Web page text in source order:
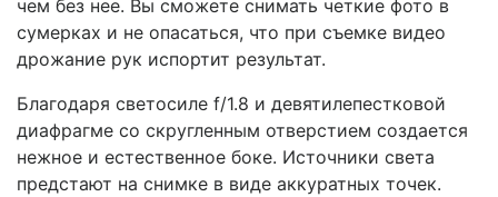
чем без нее. Вы сможете снимать четкие фото в
сумерках и не опасаться, что при съемке видео
дрожание рук испортит результат.
Благодаря светосиле f/1.8 и девятилепестковой
диафрагме со скругленным отверстием создается
нежное и естественное боке. Источники света
предстают на снимке в виде аккуратных точек.